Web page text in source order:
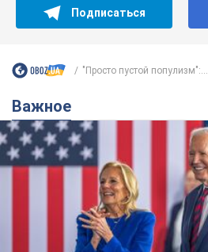
Подписаться
"Просто пустой популизм":...
Важное